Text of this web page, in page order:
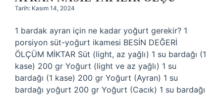
Tarih: Kasım 14, 2024
1 bardak ayran için ne kadar yoğurt gerekir? 1
porsiyon süt-yoğurt ikamesi BESİN DEĞERİ
ÖLÇÜM MİKTAR Süt (light, az yağlı) 1 su bardağı (1
kase) 200 gr Yoğurt (light ve az yağlı) 1 su
bardağı (1 kase) 200 gr Yoğurt (Ayran) 1 su
bardağı yoğurt 200 gr Yoğurt (Cacık) 1 su bardağı